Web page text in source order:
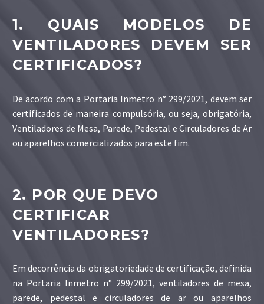
1. QUAIS MODELOS DE
VENTILADORES DEVEM SER
CERTIFICADOS?
De acordo com a Portaria Inmetro n° 299/2021, devem ser
certificados de maneira compulsória, ou seja, obrigatória,
Ventiladores de Mesa, Parede, Pedestal e Circuladores de Ar
ou aparelhos comercializados para este fim.
2. POR QUE DEVO
CERTIFICAR
VENTILADORES?
Em decorrência da obrigatoriedade de certificação, definida
na Portaria Inmetro n° 299/2021, ventiladores de mesa,
parede, pedestal e circuladores de ar ou aparelhos